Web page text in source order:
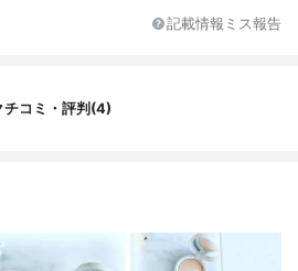
記載情報ミス報告
チコミ・評判(4)